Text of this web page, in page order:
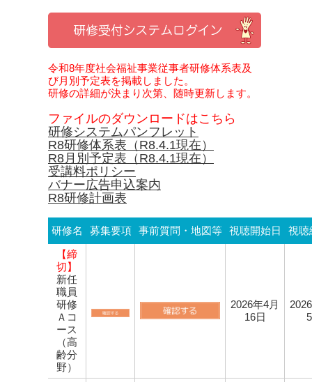
令和8年度社会福祉事業従事者研修体系表及
び月別予定表を掲載しました。
研修の詳細が決まり次第、随時更新します。
ファイルのダウンロードはこちら
研修システムパンフレット
R8研修体系表（R8.4.1現在）
R8月別予定表（R8.4.1現在）
受講料ポリシー
バナー広告申込案内
R8研修計画表
研修名 募集要項 事前質問・地図等 視聴開始日
視聴
【締
切】
新任
職員
研修
Ａコ
ース
（高
齢分
野）
2026年4月
16日